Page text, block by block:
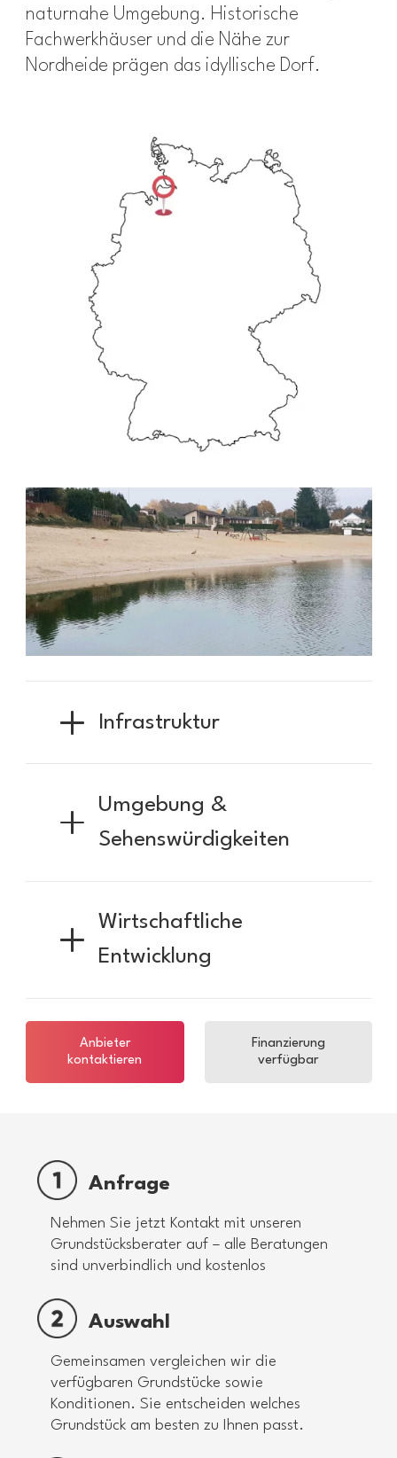
naturnahe Umgebung. Historische
Fachwerkhäuser und die Nähe zur
Nordheide prägen das idyllische Dorf.
Infrastruktur
Umgebung &
Sehenswürdigkeiten
Wirtschaftliche
Entwicklung
Anbieter
kontaktieren
Finanzierung
verfügbar
Anfrage
Nehmen Sie jetzt Kontakt mit unseren
Grundstücksberater auf – alle Beratungen
sind unverbindlich und kostenlos
Auswahl
Gemeinsamen vergleichen wir die
verfügbaren Grundstücke sowie
Konditionen. Sie entscheiden welches
Grundstück am besten zu Ihnen passt.